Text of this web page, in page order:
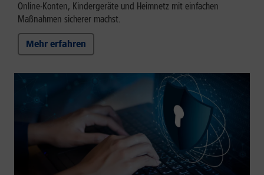
Online-Konten, Kindergeräte und Heimnetz mit einfachen
Maßnahmen sicherer machst.
Mehr erfahren